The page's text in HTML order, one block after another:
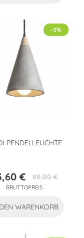
PENDELLEUCHTE
Preis
€Verkaufspreis
88,00 €
BRUTTOPREIS
-5%
WARENKORB